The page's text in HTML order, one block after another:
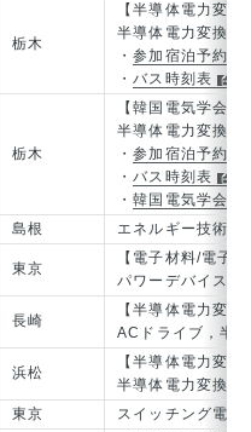
栃木
【半導体電力変
半導体電力変換，
・参加宿泊予約フ
・バス時刻表
栃木
【韓国電気学会と
半導体電力変換一
・参加宿泊予約フ
・バス時刻表
・韓国電気学会側
島根 エネルギー技術お
東京
【電子材料/電子
パワーデバイス及
長崎
【半導体電力変
ACドライブ，半
浜松
【半導体電力変
半導体電力変換一
東京 スイッチング電源